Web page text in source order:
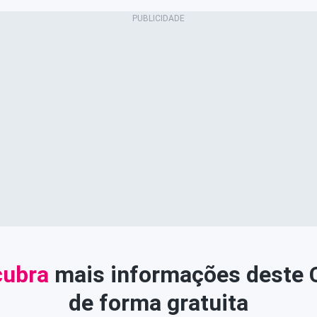
mais informações deste
de forma gratuita